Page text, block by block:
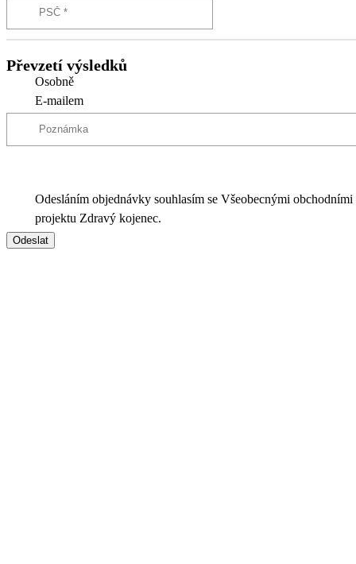
Převzetí výsledků
Osobně
E-mailem
Odesláním objednávky souhlasím se Všeobecnými
projektu Zdravý kojenec.